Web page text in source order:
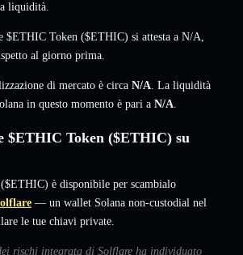
liquidità.
$ETHIC Token ($ETHIC) si attesta a N/A,
al giorno prima.
di mercato è circa N/A. La liquidità
in questo momento è pari a N/A.
$ETHIC Token ($ETHIC) su
è disponibile per scambialo
— un wallet Solana non-custodial nel
le tue chiavi private.
rischi integrata di Solflare ha individuato